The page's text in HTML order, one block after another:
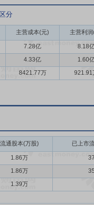
分
主营成本(元) 主营利
7.28亿
8.18
4.33亿
1.60
8421.77万 921.91
流通股本(万股) 已上市
1.86万
1.86万
1.39万